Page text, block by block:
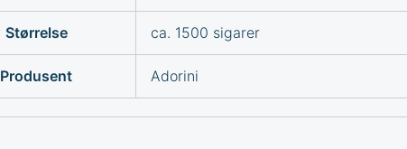
Størrelse ca. 1500 sigarer
Produsent Adorini